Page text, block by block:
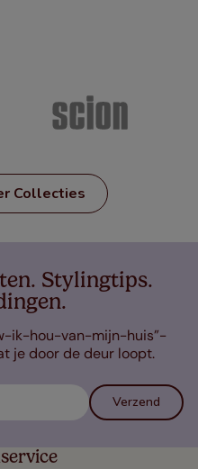
Collecties
Stylingtips.
ik-hou-van-mijn-huis”-
je door de deur loopt.
Verzend